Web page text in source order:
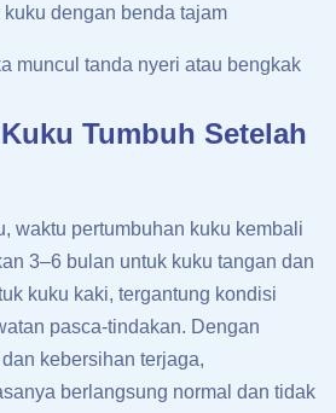
dengan benda tajam
muncul tanda nyeri atau bengkak
Tumbuh Setelah
waktu pertumbuhan kuku kembali
3–6 bulan untuk kuku tangan dan
kuku kaki, tergantung kondisi
pasca-tindakan. Dengan
kebersihan terjaga,
berlangsung normal dan tidak